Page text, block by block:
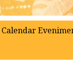
Calendar